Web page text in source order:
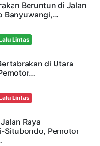
Beruntun di Jalan
Banyuwangi,…
Lintas
di Utara
Lintas
Raya
Situbondo, Pemotor